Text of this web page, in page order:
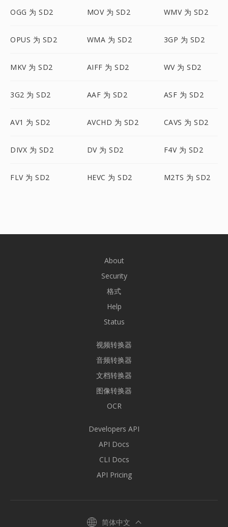
OGG 为 SD2 MOV 为 SD2 WMV 为 SD2
OPUS 为 SD2 WMA 为 SD2 3GP 为 SD2
MKV 为 SD2 AIFF 为 SD2 WV 为 SD2
3G2 为 SD2 AAF 为 SD2 ASF 为 SD2
AV1 为 SD2 AVCHD 为 SD2 CAVS 为 SD2
DIVX 为 SD2 DV 为 SD2 F4V 为 SD2
FLV 为 SD2 HEVC 为 SD2 M2TS 为 SD2
About
Security
格式
Help
Status
视频转换器
音频转换器
文档转换器
图像转换器
OCR
Developers API
API Docs
CLI Docs
API Pricing
简体中文